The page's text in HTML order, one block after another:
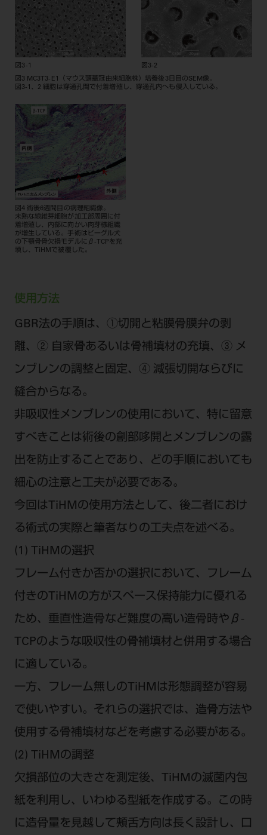
図3-1
図3-2
図3 MC3T3-E1（マウス頭蓋冠由来細胞株）培養後3日目のSEM像。
図3-1、2 細胞は穿通孔間で付着増殖し、穿通孔内へも侵入している。
図4 術後6週間目の病理組織像。
未熟な線維芽細胞が加工部周囲に付
着増殖し、内部に向かい肉芽様組織
が増生している。手術はビーグル犬
の下顎骨骨欠損モデルにβ-TCPを充
填し、TiHMで被覆した。
使用方法
GBR法の手順は、①切開と粘膜骨膜弁の剥
離、② 自家骨あるいは骨補填材の充填、③ メ
ンブレンの調整と固定、④ 減張切開ならびに
縫合からなる。
非吸収性メンブレンの使用において、特に留意
すべきことは術後の創部哆開とメンブレンの露
出を防止することであり、どの手順においても
細心の注意と工夫が必要である。
今回はTiHMの使用方法として、後二者におけ
る術式の実際と筆者なりの工夫点を述べる。
(1) TiHMの選択
フレーム付きか否かの選択において、フレーム
付きのTiHMの方がスペース保持能力に優れる
ため、垂直性造骨など難度の高い造骨時やβ-
TCPのような吸収性の骨補填材と併用する場合
に適している。
一方、フレーム無しのTiHMは形態調整が容易
で使いやすい。それらの選択では、造骨方法や
使用する骨補填材などを考慮する必要がある。
(2) TiHMの調整
欠損部位の大きさを測定後、TiHMの滅菌内包
紙を利用し、いわゆる型紙を作成する。この時
に造骨量を見越して頰舌方向は長く設計し、口